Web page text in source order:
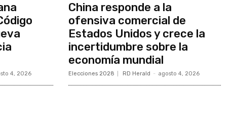
4, 2026
China responde a la
ofensiva comercial de
Estados Unidos y crece la
incertidumbre sobre la
economía mundial
Elecciones 2028 RD Herald - agosto 4, 2026